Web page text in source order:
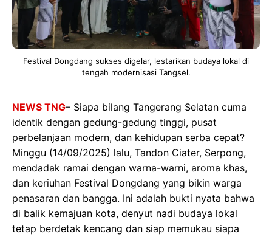
Festival Dongdang sukses digelar, lestarikan budaya lokal di
tengah modernisasi Tangsel.
NEWS TNG– Siapa bilang Tangerang Selatan cuma
identik dengan gedung-gedung tinggi, pusat
perbelanjaan modern, dan kehidupan serba cepat?
Minggu (14/09/2025) lalu, Tandon Ciater, Serpong,
mendadak ramai dengan warna-warni, aroma khas,
dan keriuhan Festival Dongdang yang bikin warga
penasaran dan bangga. Ini adalah bukti nyata bahwa
di balik kemajuan kota, denyut nadi budaya lokal
tetap berdetak kencang dan siap memukau siapa